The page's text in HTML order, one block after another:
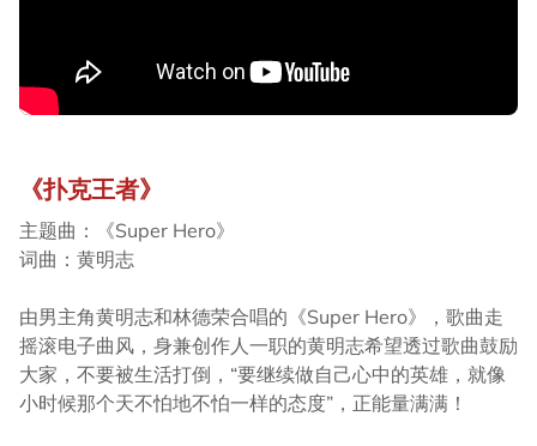
《扑克王者》
主题曲：《Super Hero》
词曲：黄明志
由男主角黄明志和林德荣合唱的《Super Hero》，歌曲走
摇滚电子曲风，身兼创作人一职的黄明志希望透过歌曲鼓励
大家，不要被生活打倒，“要继续做自己心中的英雄，就像
小时候那个天不怕地不怕一样的态度”，正能量满满！